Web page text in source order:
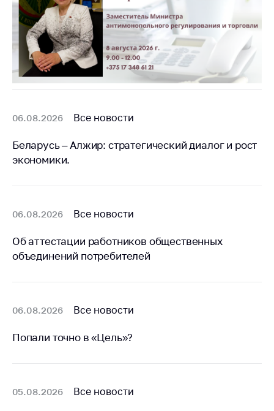
Биржевая торговля
Выставочная
деятельность в
Республике
Беларусь
данных
Новости
граждан и юр. лиц
Прямaя телефоннaя
линия
обращения
цен на товары
медицинские
изделия
06.08.2026 Все новости
Беларусь – Алжир: стратегический диалог и рост
экономики.
06.08.2026 Все новости
Об аттестации работников общественных
объединений потребителей
06.08.2026 Все новости
Попали точно в «Цель»?
05.08.2026 Все новости